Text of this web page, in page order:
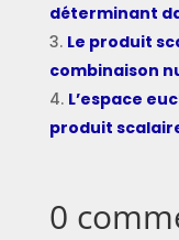
déterminant
Le produit
combinaison
L’espace
produit
0